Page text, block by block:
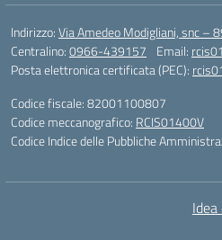
Indirizzo:Via Amedeo Modigliani, snc –
Centralino:0966-439157 Email:
Posta elettronica certificata (PEC):
Codice fiscale: 82001100807
Codice meccanografico: RCIS01400V
Codice Indice delle Pubbliche